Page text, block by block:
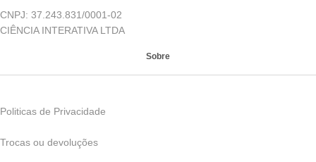
CNPJ: 37.243.831/0001-02
CIÊNCIA INTERATIVA LTDA
Sobre
Politicas de Privacidade
Trocas ou devoluções